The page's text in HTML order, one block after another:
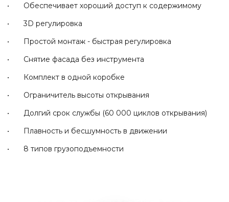
• Обеспечивает хороший доступ к содержимому
• 3D регулировка
• Простой монтаж - быстрая регулировка
• Снятие фасада без инструмента
• Комплект в одной коробке
• Ограничитель высоты открывания
• Долгий срок службы (60 000 циклов открывания)
• Плавность и бесшумность в движении
• 8 типов грузоподъемности